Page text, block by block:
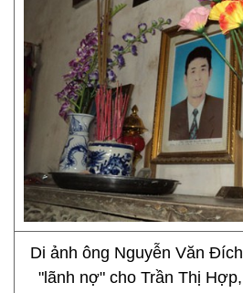
Di ảnh ông Nguyễn Văn
"lãnh nợ" cho Trần Thị